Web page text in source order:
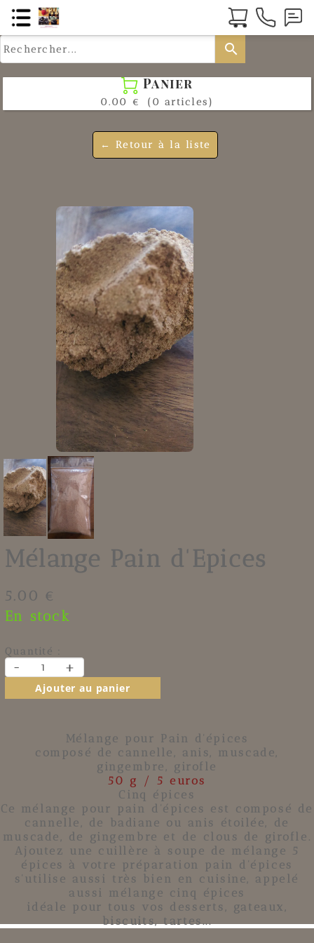
search
 Panier
0.00 € (0 articles)
← Retour à la liste
Mélange Pain d'Epices
5.00 €
En stock
Quantité :
- +
Ajouter au panier
Mélange pour Pain d'épices
composé de cannelle, anis, muscade,
gingembre, girofle
50 g / 5 euros
Cinq épices
Ce mélange pour pain d'épices
est composé de
cannelle , de badiane ou anis étoilée, de
muscade , de gingembre et de clous de girofle .
Ajoutez une cuillère à soupe de mélange 5
épices à votre préparation pain d'épices
s'utilise aussi très bien en cuisine, appelé
aussi mélange cinq épices
idéale pour tous vos desserts, gateaux,
biscuits, tartes...